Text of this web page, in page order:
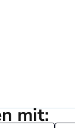
mit: